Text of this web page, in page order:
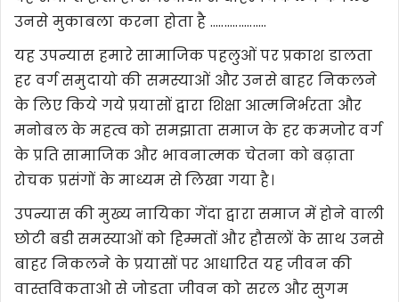
उनसे मुकाबला करना होता है ....................
यह उपन्यास हमारे सामाजिक पहलुओं पर प्रकाश डालता
हर वर्ग समुदायो की समस्याओं और उनसे बाहर निकलने
के लिए किये गये प्रयासों द्वारा शिक्षा आत्मनिर्भरता और
मनोबल के महत्व को समझाता समाज के हर कमजोर वर्ग
के प्रति सामाजिक और भावनात्मक चेतना को बढ़ाता
रोचक प्रसंगों के माध्यम से लिखा गया है।
उपन्यास की मुख्य नायिका गेंदा द्वारा समाज में होने वाली
छोटी बडी समस्याओं को हिम्मतों और हौसलों के साथ उनसे
बाहर निकलने के प्रयासों पर आधारित यह जीवन की
वास्तविकताओ से जोडता जीवन को सरल और सुगम